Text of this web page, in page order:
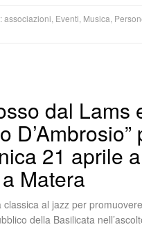
associazioni Eventi Musica
dal Lams
21 aprile
Matera
classica al jazz per
della Basilicata